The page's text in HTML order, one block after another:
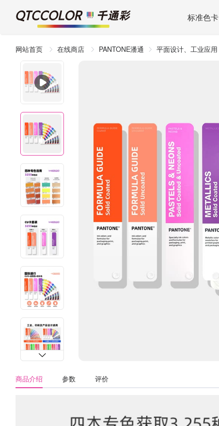
标准色卡
网站首页 在线商店 PANTONE潘通 平面设计、工业应用
商品介绍 参数 评价